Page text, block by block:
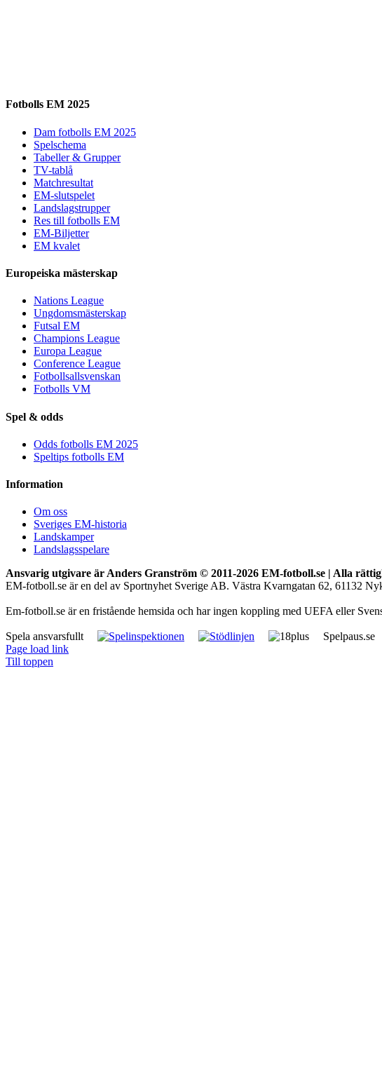
Fotbolls EM 2025
Dam fotbolls EM 2025
Spelschema
Tabeller & Grupper
TV-tablå
Matchresultat
EM-slutspelet
Landslagstrupper
Res till fotbolls EM
EM-Biljetter
EM kvalet
Europeiska mästerskap
Nations League
Ungdomsmästerskap
Futsal EM
Champions League
Europa League
Conference League
Fotbollsallsvenskan
Fotbolls VM
Spel & odds
Odds fotbolls EM 2025
Speltips fotbolls EM
Information
Om oss
Sveriges EM-historia
Landskamper
Landslagsspelare
Ansvarig utgivare är Anders Granström © 2011-2026 EM-fotboll.se | Alla
EM-fotboll.se är en del av Sportnyhet Sverige AB. Västra Kvarngatan 62, 61132
Em-fotboll.se är en fristående hemsida och har ingen koppling med UEFA eller
Spela ansvarsfullt
Spelpaus.se
Page load link
Till toppen